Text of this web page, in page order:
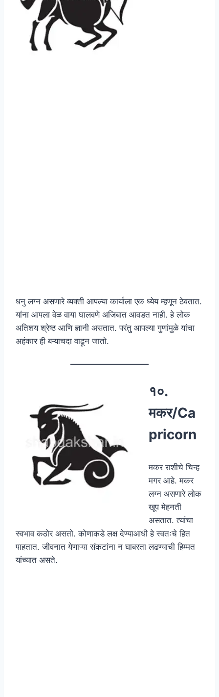
धनु लग्न असणारे व्यक्ती आपल्या कार्याला एक ध्येय म्हणून ठेवतात.
यांना आपला वेळ वाया घालवणे अजिबात आवडत नाही. हे लोक
अतिशय श्रेष्ठ आणि ज्ञानी असतात. परंतु आपल्या गुणांमुळे यांचा
अहंकार ही बऱ्याचदा वाढून जातो.
१०.
मकर/Ca
pricorn
मकर राशीचे चिन्ह
मगर आहे. मकर
लग्न असणारे लोक
खूप मेहनती
असतात. त्यांचा
स्वभाव कठोर असतो. कोणाकडे लक्ष देण्याआधी हे स्वतःचे हित
पाहतात. जीवनात येणाऱ्या संकटांना न घाबरता लढण्याची हिम्मत
यांच्यात असते.